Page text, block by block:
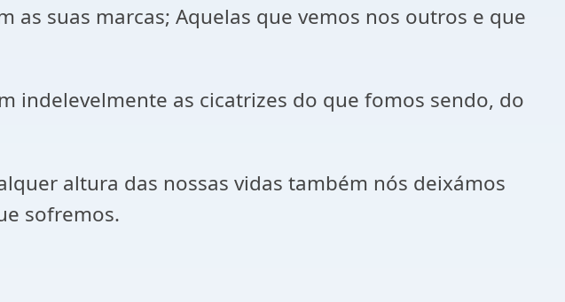
as suas marcas; Aquelas que vemos nos outros e que
indelevelmente as cicatrizes do que fomos sendo, do
altura das nossas vidas também nós deixámos
sofremos.